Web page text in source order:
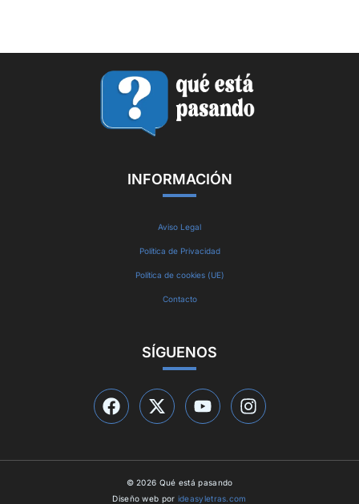
INFORMACIÓN
Aviso Legal
Política de Privacidad
Política de cookies (UE)
Contacto
SÍGUENOS
© 2026 Qué está pasando
Diseño web por ideasyletras.com